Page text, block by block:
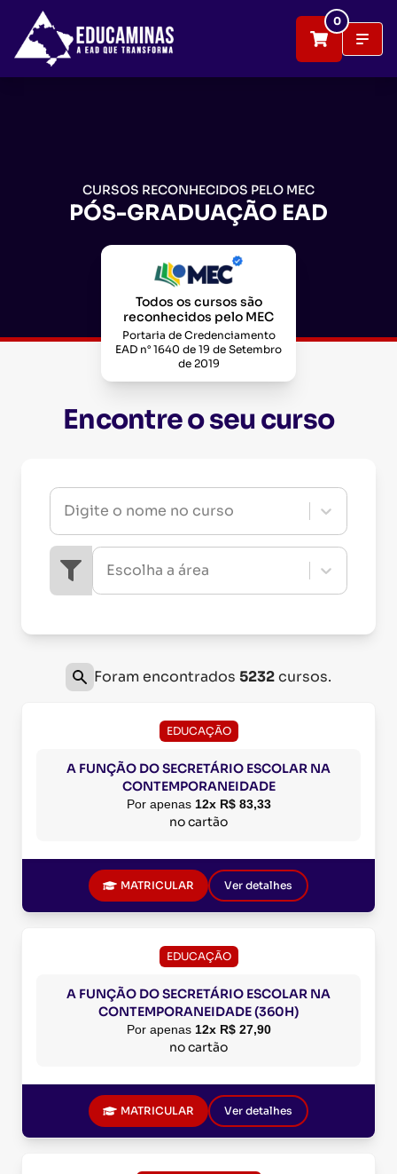
0
CURSOS RECONHECIDOS PELO MEC
PÓS-GRADUAÇÃO EAD
Todos os cursos são
reconhecidos pelo MEC
Portaria de Credenciamento
EAD n° 1640 de 19 de Setembro
de 2019
Encontre o seu curso
Digite o nome no curso
Escolha a área
Foram encontrados 5232cursos.
EDUCAÇÃO
A FUNÇÃO DO SECRETÁRIO ESCOLAR NA
CONTEMPORANEIDADE
Por apenas 12x R$ 83,33
no cartão
MATRICULAR Ver detalhes
EDUCAÇÃO
A FUNÇÃO DO SECRETÁRIO ESCOLAR NA
CONTEMPORANEIDADE (360H)
Por apenas 12x R$ 27,90
no cartão
MATRICULAR Ver detalhes
Conheça nossos cursos de Pós-Graduação EAD |